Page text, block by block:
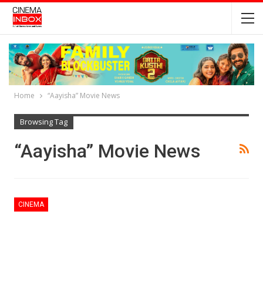
Home “Aayisha” Movie News
Browsing Tag
“Aayisha” Movie News
CINEMA